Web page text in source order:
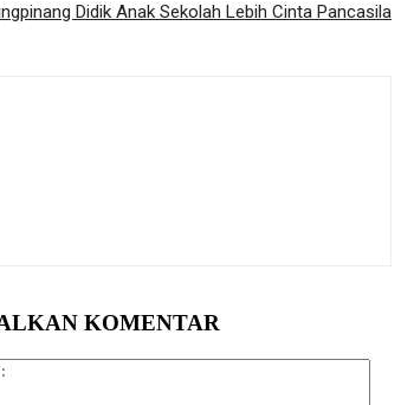
Didik Anak Sekolah Lebih Cinta Pancasila
KOMENTAR